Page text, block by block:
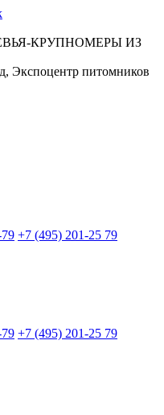
КРУПНОМЕРЫ ИЗ
Экспоцентр питомников
+7 (495) 201-25 79
+7 (495) 201-25 79